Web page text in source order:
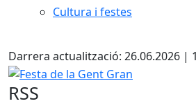
Cultura i festes
Darrera actualització: 26.06.2026 |
Festa de la Gent Gran
RSS